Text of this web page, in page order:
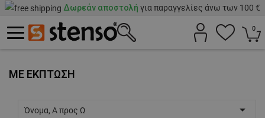
Δωρεάν αποστολή για παραγγελίες άνω των 100 €
0
ΜΕ ΈΚΠΤΩΣΗ
Όνομα, Α προς Ω 